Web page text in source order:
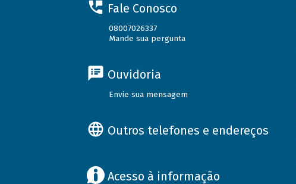
Fale Conosco
08007026337
Mande sua pergunta
Ouvidoria
Envie sua mensagem
Outros telefones e endereços
Acesso à informação